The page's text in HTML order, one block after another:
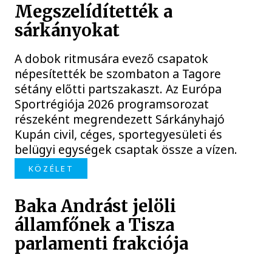
Megszelídítették a
sárkányokat
A dobok ritmusára evező csapatok
népesítették be szombaton a Tagore
sétány előtti partszakaszt. Az Európa
Sportrégiója 2026 programsorozat
részeként megrendezett Sárkányhajó
Kupán civil, céges, sportegyesületi és
belügyi egységek csaptak össze a vízen.
KÖZÉLET
Baka Andrást jelöli
államfőnek a Tisza
parlamenti frakciója